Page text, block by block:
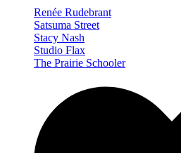
Renée Rudebrant
Satsuma Street
Stacy Nash
Studio Flax
The Prairie Schooler